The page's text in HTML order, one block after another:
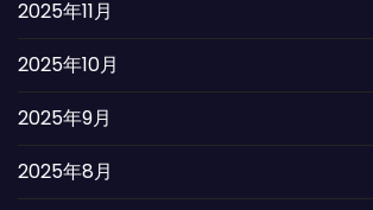
2025年11月
2025年10月
2025年9月
2025年8月